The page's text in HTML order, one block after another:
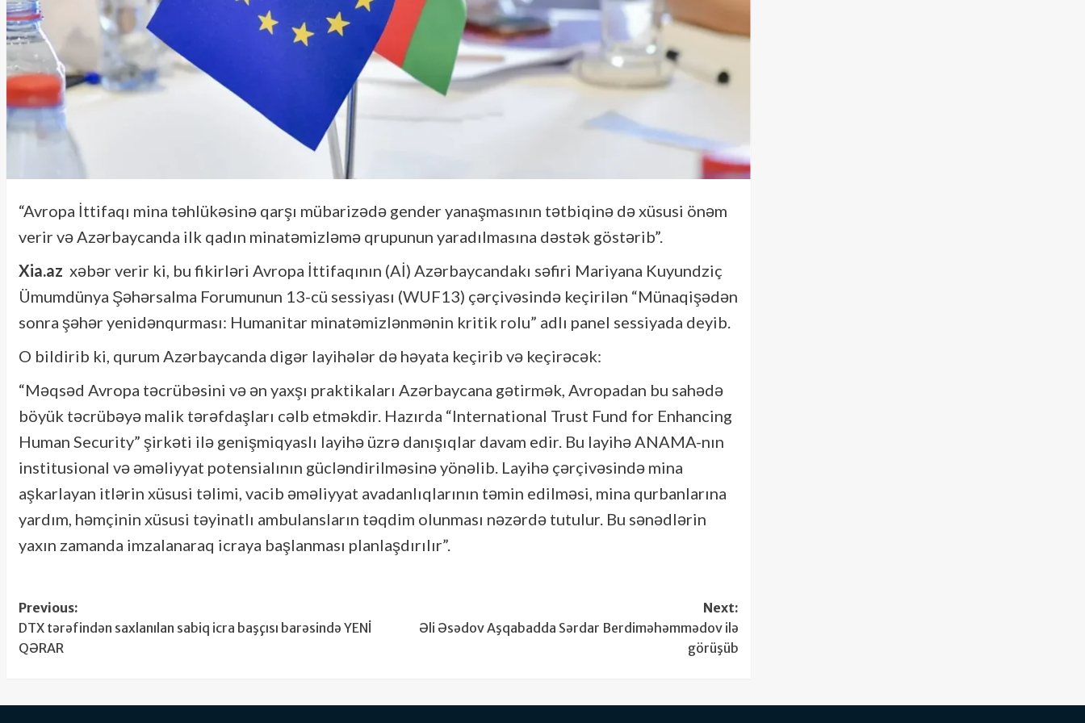
“Avropa İttifaqı mina təhlükəsinə qarşı mübarizədə gender yanaşmasının tətbiqinə də xüsusi önəm
verir və Azərbaycanda ilk qadın minatəmizləmə qrupunun yaradılmasına dəstək göstərib”.
Xia.az xəbər verir ki, bu fikirləri Avropa İttifaqının (Aİ) Azərbaycandakı səfiri Mariyana Kuyundziç
Ümumdünya Şəhərsalma Forumunun 13-cü sessiyası (WUF13) çərçivəsində keçirilən “Münaqişədən
sonra şəhər yenidənqurması: Humanitar minatəmizlənmənin kritik rolu” adlı panel sessiyada deyib.
O bildirib ki, qurum Azərbaycanda digər layihələr də həyata keçirib və keçirəcək:
“Məqsəd Avropa təcrübəsini və ən yaxşı praktikaları Azərbaycana gətirmək, Avropadan bu sahədə
böyük təcrübəyə malik tərəfdaşları cəlb etməkdir. Hazırda “International Trust Fund for Enhancing
Human Security” şirkəti ilə genişmiqyaslı layihə üzrə danışıqlar davam edir. Bu layihə ANAMA-nın
institusional və əməliyyat potensialının gücləndirilməsinə yönəlib. Layihə çərçivəsində mina
aşkarlayan itlərin xüsusi təlimi, vacib əməliyyat avadanlıqlarının təmin edilməsi, mina qurbanlarına
yardım, həmçinin xüsusi təyinatlı ambulansların təqdim olunması nəzərdə tutulur. Bu sənədlərin
yaxın zamanda imzalanaraq icraya başlanması planlaşdırılır”.
Post
navigation
Previous:
DTX tərəfindən saxlanılan sabiq icra başçısı barəsində YENİ
QƏRAR
Next:
Əli Əsədov Aşqabadda Sərdar Berdiməhəmmədov ilə
görüşüb